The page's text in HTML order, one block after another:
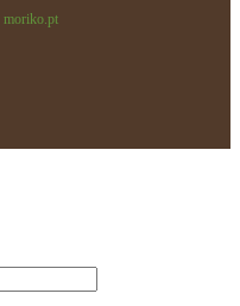
moriko.pt